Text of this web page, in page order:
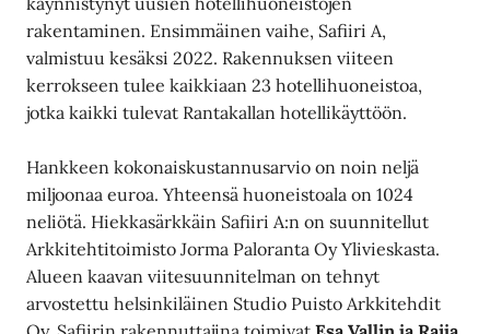
rakentaminen. Ensimmäinen vaihe, Safiiri A,
valmistuu kesäksi 2022. Rakennuksen viiteen
kerrokseen tulee kaikkiaan 23 hotellihuoneistoa,
jotka kaikki tulevat Rantakallan hotellikäyttöön.
Hankkeen kokonaiskustannusarvio on noin neljä
miljoonaa euroa. Yhteensä huoneistoala on 1024
neliötä. Hiekkasärkkäin Safiiri A:n on suunnitellut
Arkkitehtitoimisto Jorma Paloranta Oy Ylivieskasta.
Alueen kaavan viitesuunnitelman on tehnyt
arvostettu helsinkiläinen Studio Puisto Arkkitehdit